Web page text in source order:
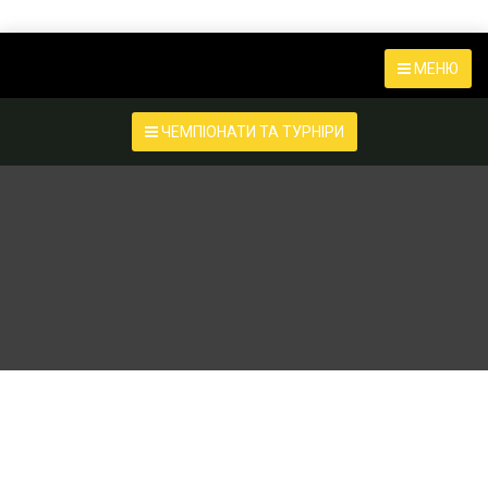
МЕНЮ
ЧЕМПІОНАТИ ТА ТУРНІРИ